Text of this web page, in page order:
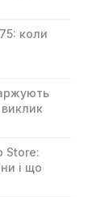
коли
Store:
і що